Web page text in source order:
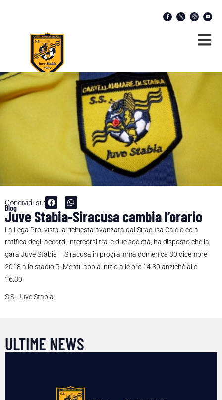
Condividi su:
Blog
Juve Stabia-Siracusa cambia l’orario
La Lega Pro, vista la richiesta avanzata dal Siracusa Calcio ed a
ratifica degli accordi intercorsi tra le due società, ha disposto che la
gara Juve Stabia – Siracusa in programma domenica 30 dicembre
2018 allo stadio R. Menti, abbia inizio alle ore 14.30 anzichè alle
16.30.
S.S. Juve Stabia
ULTIME NEWS